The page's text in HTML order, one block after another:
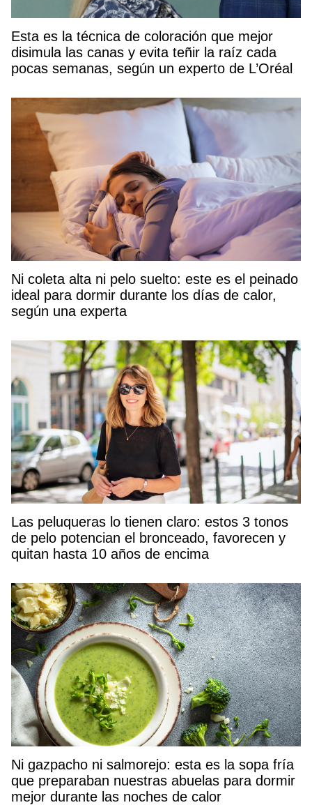
Esta es la técnica de coloración que mejor
disimula las canas y evita teñir la raíz cada
pocas semanas, según un experto de L’Oréal
Ni coleta alta ni pelo suelto: este es el peinado
ideal para dormir durante los días de calor,
según una experta
Las peluqueras lo tienen claro: estos 3 tonos
de pelo potencian el bronceado, favorecen y
quitan hasta 10 años de encima
Ni gazpacho ni salmorejo: esta es la sopa fría
que preparaban nuestras abuelas para dormir
mejor durante las noches de calor